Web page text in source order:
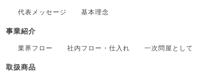
代表メッセージ 基本理念
事業紹介
業界フロー 社内フロー・仕入れ 一次問屋として
取扱商品